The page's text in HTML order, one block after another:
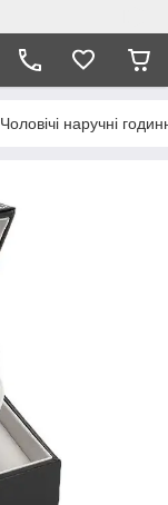
Чоловічі наручні